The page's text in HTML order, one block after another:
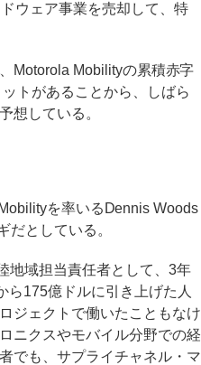
ウェア事業を売却して、特
Motorola Mobilityの累積赤字
トがあることから、しばら
想している。
を率いるDennis Woods
だとしている。
域担当責任者として、3年
ら175億ドルに引き上げた人
ジェクトで働いたこともなけ
ニクスやモバイル分野での経
でも、サプライチャネル・マ